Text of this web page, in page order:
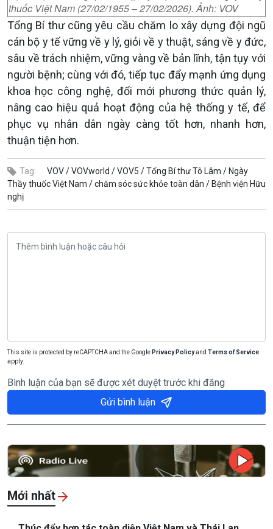
thuốc Việt Nam (27/02/1955 – 27/02/2026). Ảnh: VOV
Tổng Bí thư cũng yêu cầu chăm lo xây dựng đội ngũ
cán bộ y tế vững về y lý, giỏi về y thuật, sáng về y đức,
sâu về trách nhiệm, vững vàng về bản lĩnh, tận tụy với
người bệnh; cùng với đó, tiếp tục đẩy mạnh ứng dụng
khoa học công nghệ, đổi mới phương thức quản lý,
nâng cao hiệu quả hoạt động của hệ thống y tế, để
phục vụ nhân dân ngày càng tốt hơn, nhanh hơn,
thuận tiện hơn.
Tag: VOV /VOVworld /VOV5 /Tổng Bí thư Tô Lâm / Ngày
Thầy thuốc Việt Nam /chăm sóc sức khỏe toàn dân / Bệnh viện Hữu
nghị
This site is protected by reCAPTCHA and the Google Privacy Policyand Terms of Service
apply.
Bình luận của bạn sẽ được xét duyệt trước khi đăng
Gửi bình luận
Mới nhất